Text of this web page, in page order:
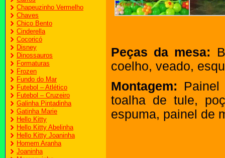
Chapeuzinho Vermelho
Chaves
Chico Bento
Cinderella
Cocoricó
Disney
Dinossauros
Formaturas
Frozen
Fundo do Mar
Futebol – Atlético
Futebol – Cruzeiro
Galinha Pintadinha
Gatinha Marie
Hello Kitty
Hello Kitty Abelinha
Hello Kitty Joaninha
Homem Aranha
Joaninha
Peças da mesa:
coelho, veado,
Montagem:
toalha de tule,
espuma, painel de